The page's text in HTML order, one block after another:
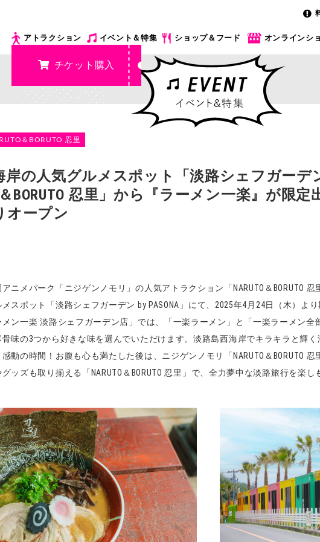
アトラクション イベント＆特集 ショップ＆フード オンラインシ
チケット購入
＆BORUTO 忍里
の人気グルメスポット「淡路シェフガーデン
＆BORUTO 忍里」から『ラーメン一楽』が限定
オープン
ニメパーク「ニジゲンノモリ」の人気アトラクション「NARUTO＆BORUTO
スポット「淡路シェフガーデン by PASONA」にて、2025年4月24日（木）よ
ン一楽 淡路シェフガーデン店」では、「一楽ラーメン」と「一楽ラーメン全
味の3つから好きな味を選んでいただけます。淡路島西海岸でキラキラと輝
動の時間！お腹も心も満たした後は、ニジゲンノモリ「NARUTO＆BORUTO
ッズも取り揃える「NARUTO＆BORUTO 忍里」で、全力夢中な淡路旅行を楽し